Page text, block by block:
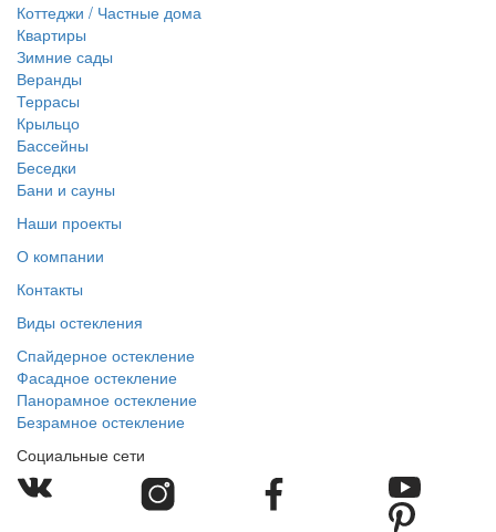
Коттеджи / Частные дома
Квартиры
Зимние сады
Веранды
Террасы
Крыльцо
Бассейны
Беседки
Бани и сауны
Наши проекты
О компании
Контакты
Виды остекления
Спайдерное остекление
Фасадное остекление
Панорамное остекление
Безрамное остекление
Социальные сети